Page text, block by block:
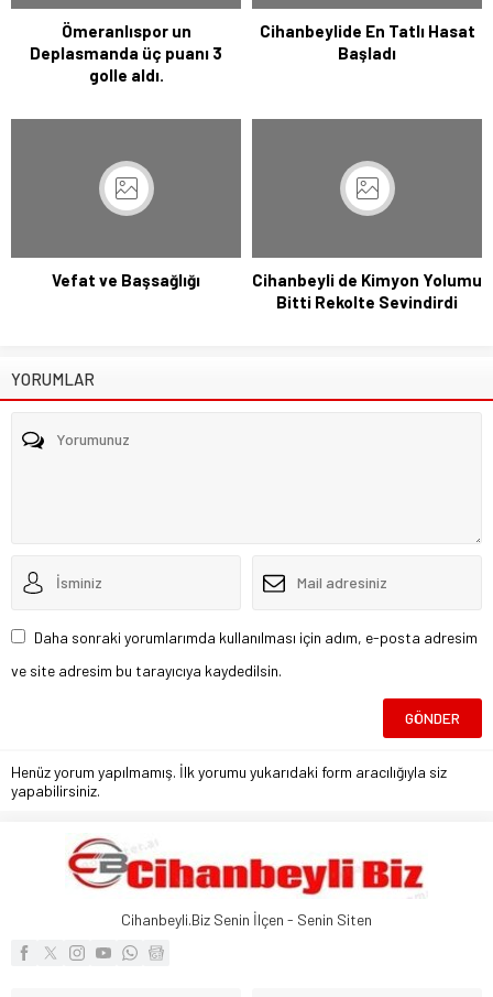
Ömeranlıspor un
Deplasmanda üç puanı 3
golle aldı.
Cihanbeylide En Tatlı Hasat
Başladı
Vefat ve Başsağlığı
Cihanbeyli de Kimyon Yolumu
Bitti Rekolte Sevindirdi
YORUMLAR
Daha sonraki yorumlarımda kullanılması için adım, e-posta adresim
ve site adresim bu tarayıcıya kaydedilsin.
Henüz yorum yapılmamış. İlk yorumu yukarıdaki form aracılığıyla siz
yapabilirsiniz.
Cihanbeyli.Biz Senin İlçen - Senin Siten